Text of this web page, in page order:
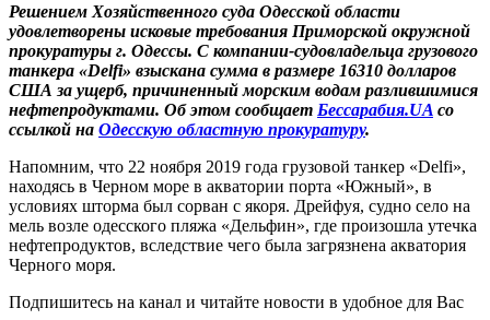
Решением Хозяйственного суда Одесской области
удовлетворены исковые требования Приморской окружной
прокуратуры г. Одессы. С компании-судовладельца грузового
танкера «Delfi» взыскана сумма в размере 16310 долларов
США за ущерб, причиненный морским водам разлившимися
нефтепродуктами. Об этом сообщает Бессарабия.UA со
ссылкой на Одесскую областную прокуратуру.
Напомним, что 22 ноября 2019 года грузовой танкер «Delfi»,
находясь в Черном море в акватории порта «Южный», в
условиях шторма был сорван с якоря. Дрейфуя, судно село на
мель возле одесского пляжа «Дельфин», где произошла утечка
нефтепродуктов, вследствие чего была загрязнена акватория
Черного моря.
Подпишитесь на канал и читайте новости в удобное для Вас